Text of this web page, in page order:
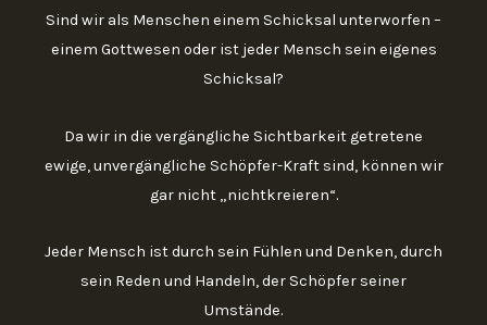
Sind wir als Menschen einem Schicksal unterworfen –
einem Gottwesen oder ist jeder Mensch sein eigenes
Schicksal?
Da wir in die vergängliche Sichtbarkeit getretene
ewige, unvergängliche Schöpfer-Kraft sind, können wir
gar nicht „nichtkreieren“.
Jeder Mensch ist durch sein Fühlen und Denken, durch
sein Reden und Handeln, der Schöpfer seiner
Umstände.